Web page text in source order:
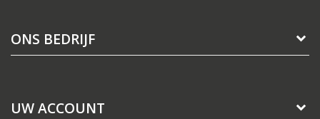
ONS BEDRIJF
UW ACCOUNT